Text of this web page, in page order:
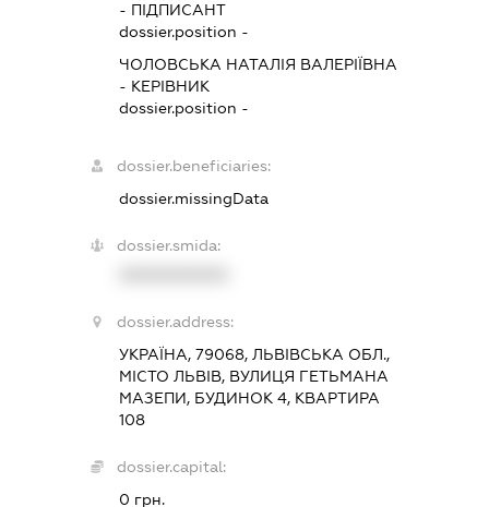
- ПІДПИСАНТ
dossier.position -
ЧОЛОВСЬКА НАТАЛІЯ ВАЛЕРІЇВНА
- КЕРІВНИК
dossier.position -
dossier.beneficiaries:
dossier.missingData
dossier.smida:
dossier.address:
УКРАЇНА, 79068, ЛЬВІВСЬКА ОБЛ.,
МІСТО ЛЬВІВ, ВУЛИЦЯ ГЕТЬМАНА
МАЗЕПИ, БУДИНОК 4, КВАРТИРА
108
dossier.capital:
0 грн.